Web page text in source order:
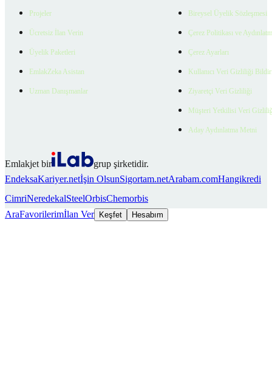
Projeler
Ücretsiz İlan Verin
Üyelik Paketleri
EmlakZeka Asistan
Uzman Danışmanlar
Bireysel Üyelik Sözleşmesi
Çerez Politikası ve
Çerez Ayarları
Kullanıcı Veri Gizliliği
Ziyaretçi Veri Gizliliği
Müşteri Yetkilisi Veri
Aday Aydınlatma Metni
Emlakjet bir
grup şirketidir.
EndeksaKariyer.netİşin OlsunSigortam.netArabam.comHangikredi
CimriNeredekalSteelOrbisChemorbis
AraFavorilerimİlan Ver Keşfet Hesabım